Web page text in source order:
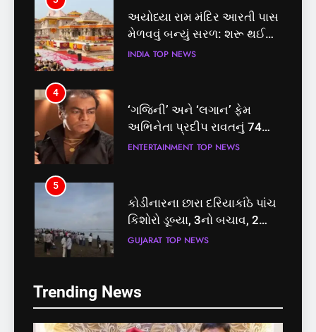
અયોધ્યા રામ મંદિર આરતી પાસ
મેળવવું બન્યું સરળ: શરૂ થઈ
તત્કાલ સુવિધા, જાણો સંપૂર્ણ
INDIA TOP NEWS
4
‘ગજિની’ અને ‘લગાન’ ફેમ
અભિનેતા પ્રદીપ રાવતનું 74
વર્ષની વયે નિધન, બ્લડ કેન્સર
ENTERTAINMENT TOP NEWS
5
કોડીનારના છારા દરિયાકાંઠે પાંચ
કિશોરો ડૂબ્યા, 3નો બચાવ, 2
લાપતા
GUJARAT TOP NEWS
પાસપોર્ટ વેરિફિકેશન માટે હવે
Trending Newsકોડીનારના છારા દરિયાકાંઠે પાંચ
કિશોરો ડૂબ્યા, 3નો બચાવ, 2
લાપતા